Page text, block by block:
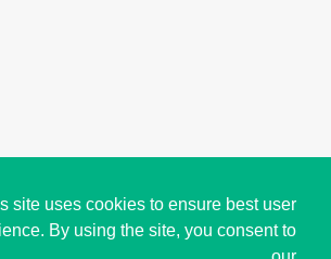
site uses cookies to ensure best user
By using the site, you consent to